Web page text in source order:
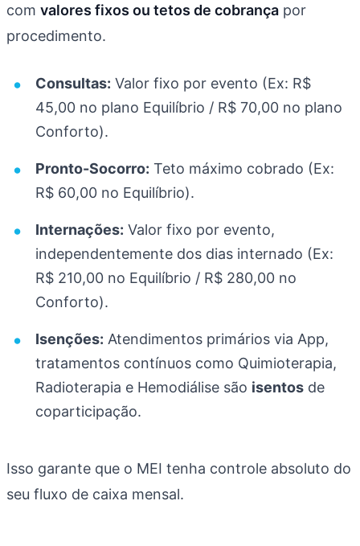
com valores fixos ou tetos de cobrança por
procedimento.
Consultas: Valor fixo por evento (Ex: R$
45,00 no plano Equilíbrio / R$ 70,00 no plano
Conforto).
Pronto-Socorro: Teto máximo cobrado (Ex:
R$ 60,00 no Equilíbrio).
Internações: Valor fixo por evento,
independentemente dos dias internado (Ex:
R$ 210,00 no Equilíbrio / R$ 280,00 no
Conforto).
Isenções: Atendimentos primários via App,
tratamentos contínuos como Quimioterapia,
Radioterapia e Hemodiálise são isentos de
coparticipação.
Isso garante que o MEI tenha controle absoluto do
seu fluxo de caixa mensal.